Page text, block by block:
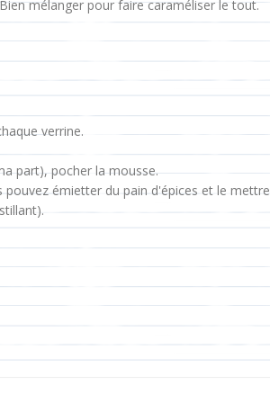
mélanger pour faire caraméliser le tout.
verrine.
part), pocher la mousse.
émietter du pain d'épices et le mettre